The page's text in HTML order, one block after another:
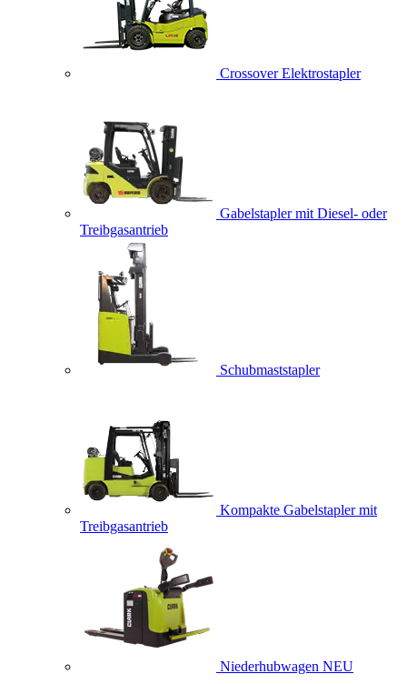
Crossover Elektrostapler
Gabelstapler mit Diesel- oder
Treibgasantrieb
Schubmaststapler
Kompakte Gabelstapler mit
Treibgasantrieb
Niederhubwagen NEU